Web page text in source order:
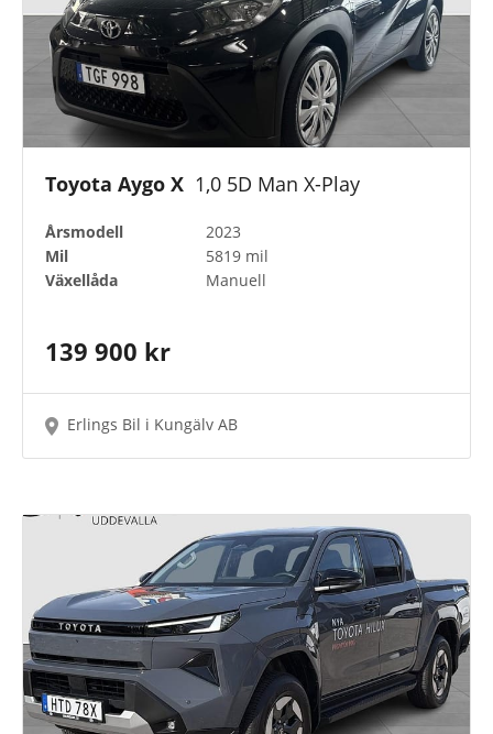
Toyota Aygo X 1,0 5D Man X-Play
Årsmodell
2023
Mil
5819 mil
Växellåda
Manuell
139 900 kr
Erlings Bil i Kungälv AB